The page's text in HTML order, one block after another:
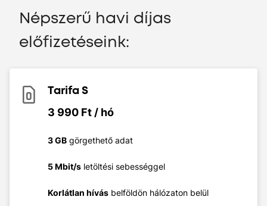
Népszerű havi díjas
előfizetéseink:
Tarifa S
3 990 Ft / hó
3 GB görgethető adat
5 Mbit/s letöltési sebességgel
Korlátlan hívás belföldön hálózaton belül